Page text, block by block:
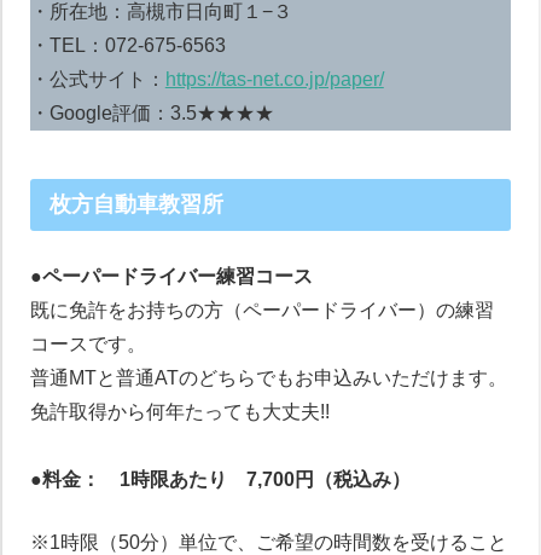
・所在地：高槻市日向町１−３
・TEL：072-675-6563
・公式サイト： https://tas-net.co.jp/paper/
・Google評価：3.5★★★★
枚方自動車教習所
●ペーパードライバー練習コース
既に免許をお持ちの方（ペーパードライバー）の練習
コースです。
普通MTと普通ATのどちらでもお申込みいただけます。
免許取得から何年たっても大丈夫!!
●料金： 1時限あたり 7,700円 （税込み）
※1時限（50分）単位で、ご希望の時間数を受けること